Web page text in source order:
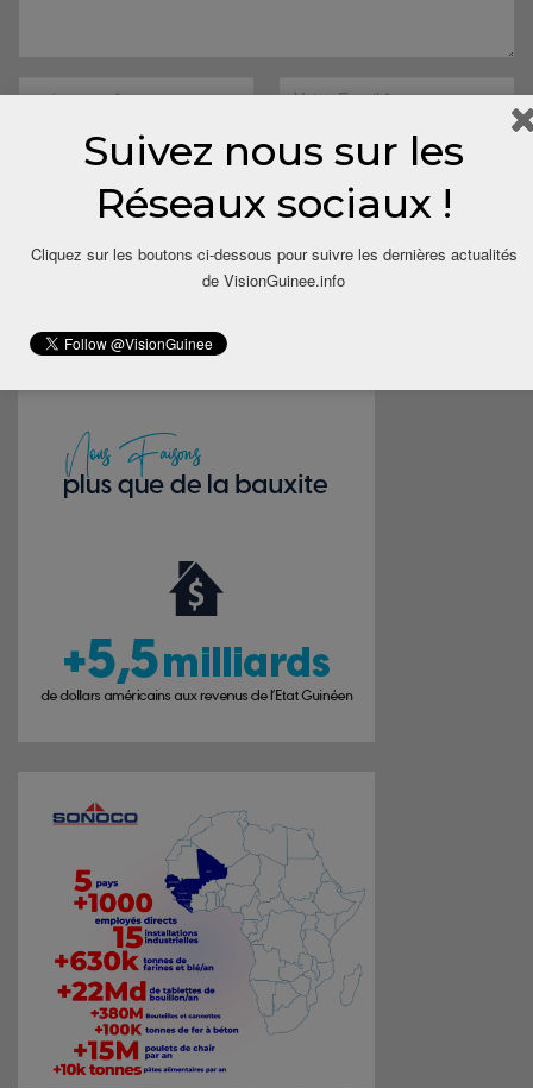
time I comment.
Suivez nous sur les
Réseaux sociaux !
Cliquez sur les boutons ci-dessous pour suivre les dernières actualités
de VisionGuinee.info